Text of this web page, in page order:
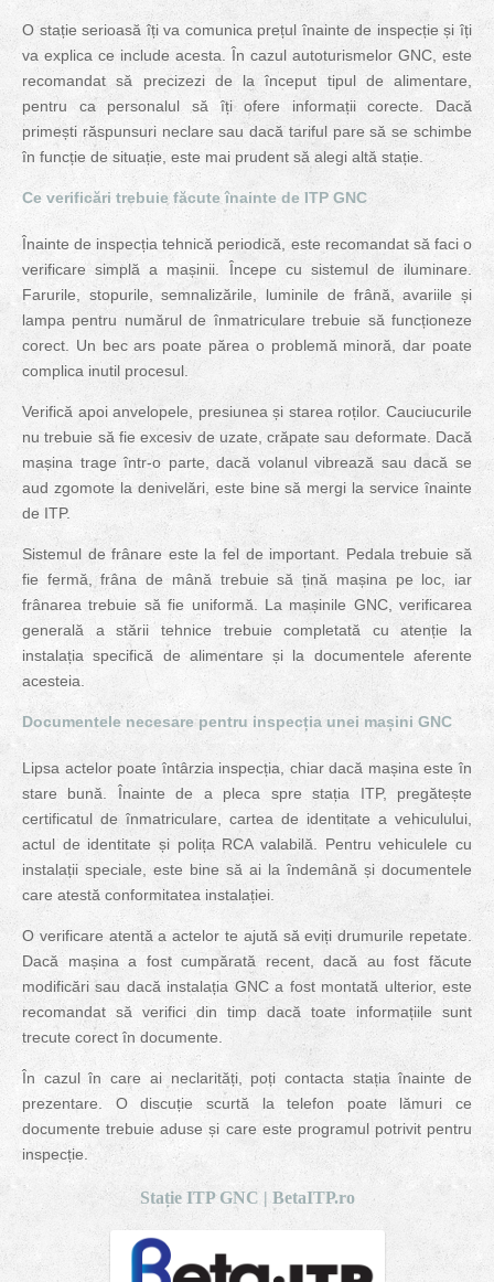
O stație serioasă îți va comunica prețul înainte de inspecție și îți
va explica ce include acesta. În cazul autoturismelor GNC, este
recomandat să precizezi de la început tipul de alimentare,
pentru ca personalul să îți ofere informații corecte. Dacă
primești răspunsuri neclare sau dacă tariful pare să se schimbe
în funcție de situație, este mai prudent să alegi altă stație.
Ce verificări trebuie făcute înainte de ITP GNC
Înainte de inspecția tehnică periodică, este recomandat să faci o
verificare simplă a mașinii. Începe cu sistemul de iluminare.
Farurile, stopurile, semnalizările, luminile de frână, avariile și
lampa pentru numărul de înmatriculare trebuie să funcționeze
corect. Un bec ars poate părea o problemă minoră, dar poate
complica inutil procesul.
Verifică apoi anvelopele, presiunea și starea roților. Cauciucurile
nu trebuie să fie excesiv de uzate, crăpate sau deformate. Dacă
mașina trage într-o parte, dacă volanul vibrează sau dacă se
aud zgomote la denivelări, este bine să mergi la service înainte
de ITP.
Sistemul de frânare este la fel de important. Pedala trebuie să
fie fermă, frâna de mână trebuie să țină mașina pe loc, iar
frânarea trebuie să fie uniformă. La mașinile GNC, verificarea
generală a stării tehnice trebuie completată cu atenție la
instalația specifică de alimentare și la documentele aferente
acesteia.
Documentele necesare pentru inspecția unei mașini GNC
Lipsa actelor poate întârzia inspecția, chiar dacă mașina este în
stare bună. Înainte de a pleca spre stația ITP, pregătește
certificatul de înmatriculare, cartea de identitate a vehiculului,
actul de identitate și polița RCA valabilă. Pentru vehiculele cu
instalații speciale, este bine să ai la îndemână și documentele
care atestă conformitatea instalației.
O verificare atentă a actelor te ajută să eviți drumurile repetate.
Dacă mașina a fost cumpărată recent, dacă au fost făcute
modificări sau dacă instalația GNC a fost montată ulterior, este
recomandat să verifici din timp dacă toate informațiile sunt
trecute corect în documente.
În cazul în care ai neclarități, poți contacta stația înainte de
prezentare. O discuție scurtă la telefon poate lămuri ce
documente trebuie aduse și care este programul potrivit pentru
inspecție.
Stație ITP GNC | BetaITP.ro